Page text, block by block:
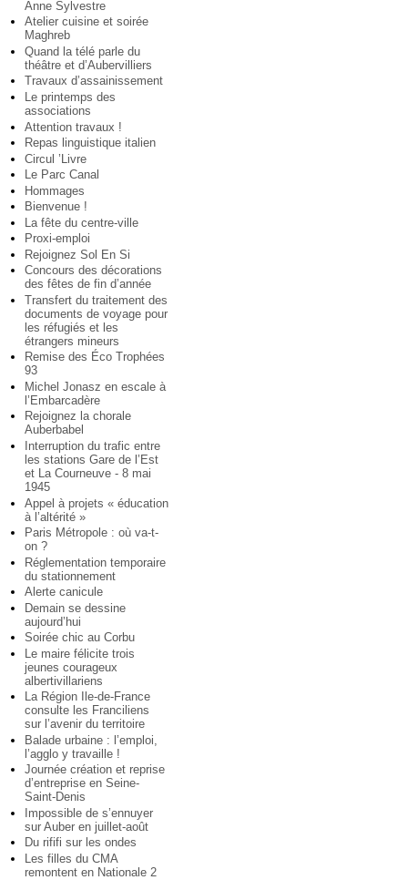
Anne Sylvestre
Atelier cuisine et soirée
Maghreb
Quand la télé parle du
théâtre et d’Aubervilliers
Travaux d’assainissement
Le printemps des
associations
Attention travaux !
Repas linguistique italien
Circul ’Livre
Le Parc Canal
Hommages
Bienvenue !
La fête du centre-ville
Proxi-emploi
Rejoignez Sol En Si
Concours des décorations
des fêtes de fin d’année
Transfert du traitement des
documents de voyage pour
les réfugiés et les
étrangers mineurs
Remise des Éco Trophées
93
Michel Jonasz en escale à
l’Embarcadère
Rejoignez la chorale
Auberbabel
Interruption du trafic entre
les stations Gare de l’Est
et La Courneuve - 8 mai
1945
Appel à projets « éducation
à l’altérité »
Paris Métropole : où va-t-
on ?
Réglementation temporaire
du stationnement
Alerte canicule
Demain se dessine
aujourd’hui
Soirée chic au Corbu
Le maire félicite trois
jeunes courageux
albertivillariens
La Région Ile-de-France
consulte les Franciliens
sur l’avenir du territoire
Balade urbaine : l’emploi,
l’agglo y travaille !
Journée création et reprise
d’entreprise en Seine-
Saint-Denis
Impossible de s’ennuyer
sur Auber en juillet-août
Du rififi sur les ondes
Les filles du CMA
remontent en Nationale 2